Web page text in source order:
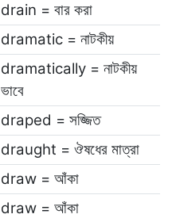
drain = বার করা
dramatic = নাটকীয়
dramatically = নাটকীয়
ভাবে
draped = সজ্জিত
draught = ঔষধের মাত্রা
draw = আঁকা
draw = আঁকা